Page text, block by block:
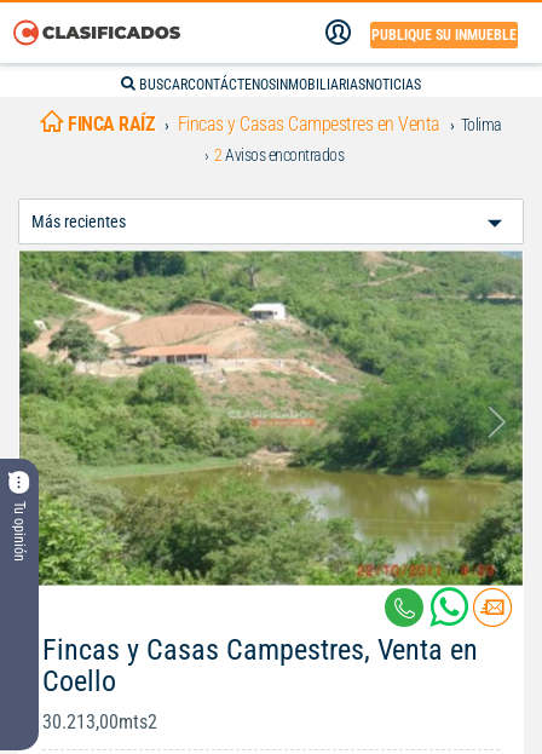
PUBLIQUE SU INMUEBLE
BUSCARCONTÁCTENOS INMOBILIARIASNOTICIAS
Tu opinión
FINCA RAÍZ Fincas y Casas Campestres en Venta
Tolima
2Avisos encontrados
Fincas y Casas Campestres, Venta en
Coello
30.213,00mts2